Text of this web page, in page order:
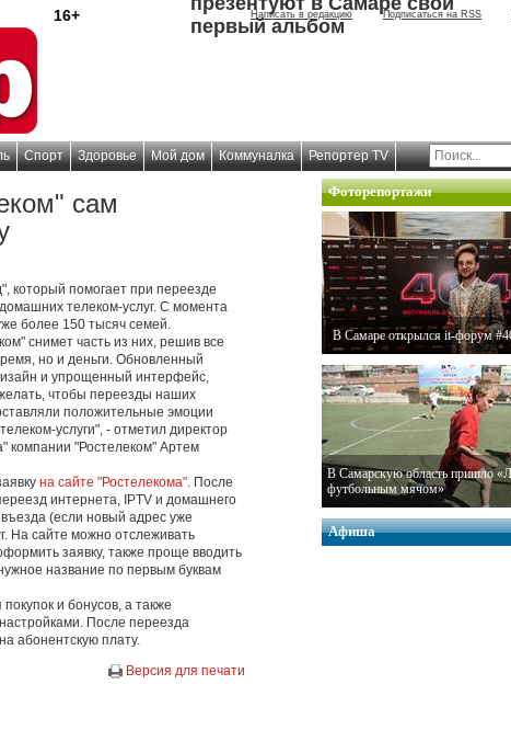
16+ Написать в редакцию Подписаться на RSS
первый альбом
Спорт Здоровье Мой дом Коммуналка Репортер TV
сам
который помогает при переезде
телеком-услуг. С момента
более 150 тысяч семей.
снимет часть из них, решив все
но и деньги. Обновленный
и упрощенный интерфейс,
чтобы переезды наших
положительные эмоции
услуги", - отметил директор
компании "Ростелеком" Артем
на сайте "Ростелекома". После
интернета, IPTV и домашнего
(если новый адрес уже
На сайте можно отслеживать
заявку, также проще вводить
название по первым буквам
и бонусов, а также
После переезда
абонентскую плату.
Версия для печати
Фоторепортажи
В Самаре открылся it-форум
В Самарскую область пришло
футбольным мячом»
Афиша